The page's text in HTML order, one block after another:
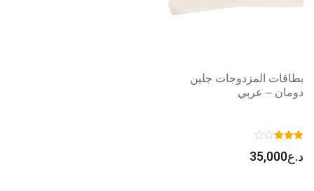
بطاقات المزدوجات جلين
دومان – عربي
د.ع35,000